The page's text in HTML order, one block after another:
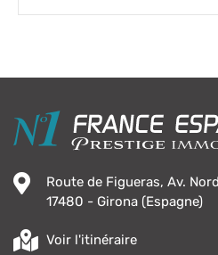
Route de Figueras, Av.
17480 - Girona (Espagne)
Voir l'itinéraire